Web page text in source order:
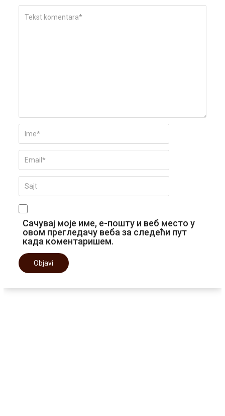
Сачувај моје име, е-пошту и веб место у
овом прегледачу веба за следећи пут
када коментаришем.